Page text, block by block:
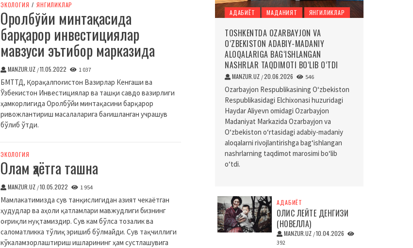
ЭКОЛОГИЯ / ЯНГИЛИКЛАР
Оролбўйи минтақасида
барқарор инвестициялар
мавзуси эътибор марказида
MANZUR.UZ /11.05.2022 1 037
БМТТД, Қорақалпоғистон Вазирлар Кенгаши ва
Ўзбекистон Инвестициялар ва ташқи савдо вазирлиги
ҳамкорлигида Оролбўйи минтақасини барқарор
ривожлантириш масалаларига бағишланган учрашув
бўлиб ўтди.
ЭКОЛОГИЯ
Олам ҳаётга ташна
MANZUR.UZ /10.05.2022 1 954
Мамлакатимизда сув танқислигидан азият чекаётган
ҳудудлар ва аҳоли қатламлари мавжудлиги бизнинг
оғриқли нуқтамиздир. Сув кам бўлса тозалик ва
саломатликка тўлиқ эришиб бўлмайди. Сув тақчиллиги
кўкаламзорлаштириш ишларининг ҳам сустлашувига
АДАБИЁТ МАДАНИЯТ ЯНГИЛИКЛАР
TOSHKENTDA OZARBAYJON VA
O‘ZBEKISTON ADABIY-MADANIY
ALOQALARIGA BAG‘ISHLANGAN
NASHRLAR TAQDIMOTI BO‘LIB O‘TDI
MANZUR.UZ /20.06.2026 546
Ozarbayjon Respublikasining O‘zbekiston
Respublikasidagi Elchixonasi huzuridagi
Haydar Aliyevn omidagi Ozarbayjon
Madaniyat Markazida Ozarbayjon va
O‘zbekiston o‘rtasidagi adabiy-madaniy
aloqalarni rivojlantirishga bag‘ishlangan
nashrlarning taqdimot marosimi bo‘lib
o‘tdi.
АДАБИЁТ
ОЛИС ЛЕЙТЕ ДЕНГИЗИ
(НОВЕЛЛА)
MANZUR.UZ /10.04.2026
392